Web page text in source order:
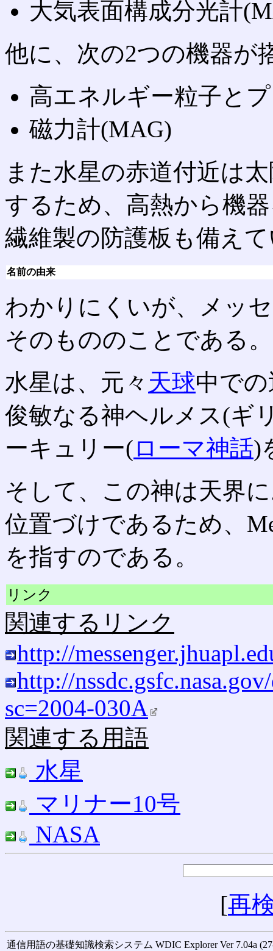
大気表面構成分光計
他に、次の2つの機器が
高エネルギー粒子と
磁力計(MAG)
また水星の赤道付近は
するため、高熱から機
繊維製の防護板も備え
名前の由来
わかりにくいが、メッ
そのもののことである。
水星は、元々 天球中で
俊敏なる神ヘルメス(ギ
ーキュリー(ローマ神話)
そして、この神は天界
位置づけであるため、
を指すのである。
リンク
関連するリンク
http://
http://
sc=2004-030A
関連する用語
水星
マリナー10号
NASA
[再
通信用語の基礎知識検索システム WDIC Explorer Ver 7.04a